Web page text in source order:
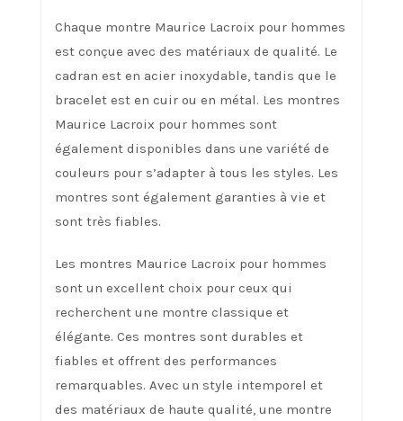
Chaque montre Maurice Lacroix pour hommes
est conçue avec des matériaux de qualité. Le
cadran est en acier inoxydable, tandis que le
bracelet est en cuir ou en métal. Les montres
Maurice Lacroix pour hommes sont
également disponibles dans une variété de
couleurs pour s’adapter à tous les styles. Les
montres sont également garanties à vie et
sont très fiables.
Les montres Maurice Lacroix pour hommes
sont un excellent choix pour ceux qui
recherchent une montre classique et
élégante. Ces montres sont durables et
fiables et offrent des performances
remarquables. Avec un style intemporel et
des matériaux de haute qualité, une montre